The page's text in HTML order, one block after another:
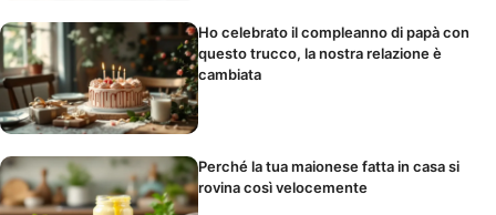
Ho celebrato il compleanno di papà con
questo trucco, la nostra relazione è
cambiata
Perché la tua maionese fatta in casa si
rovina così velocemente